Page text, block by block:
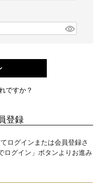
ですか？
登録
ログインまたは会員登録さ
ログイン」ボタンよりお進み